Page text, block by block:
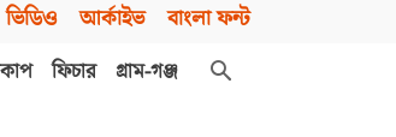
ভিডিও আর্কাইভ বাংলা ফন্ট
ফিচার
গ্রাম-গঞ্জ